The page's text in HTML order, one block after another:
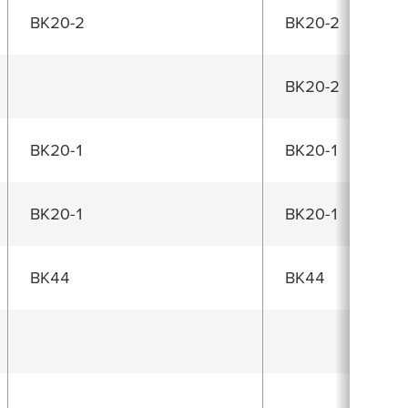
BK20-2 BK20-2
BK20-2
BK20-1 BK20-1
BK20-1 BK20-1
BK44 BK44